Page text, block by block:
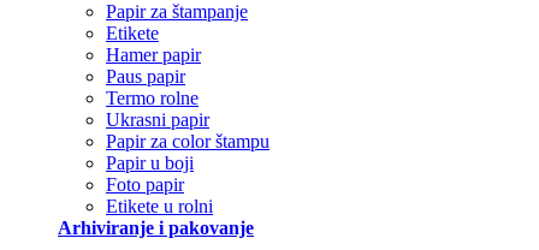
Papir za štampanje
Etikete
Hamer papir
Paus papir
Termo rolne
Ukrasni papir
Papir za color štampu
Papir u boji
Foto papir
Etikete u rolni
Arhiviranje i pakovanje